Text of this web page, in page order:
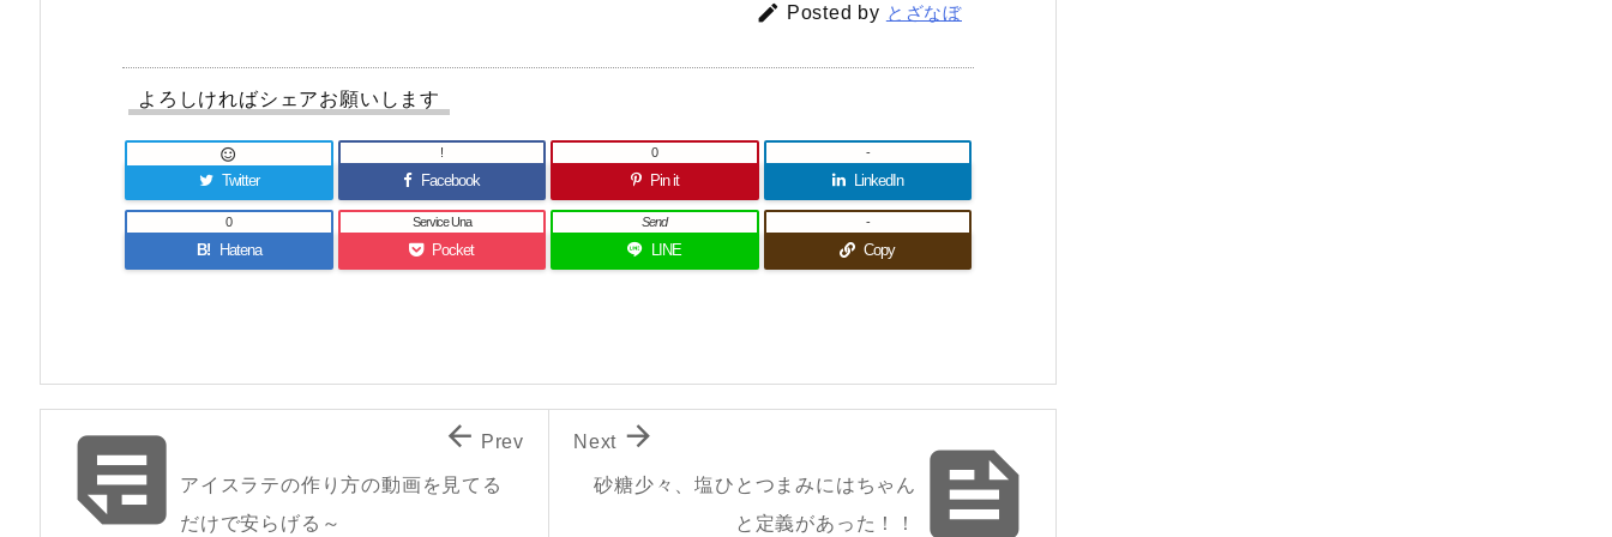
 Posted by とざなぼ
よろしければシェアお願いします
Twitter

Facebook
!
Pin it
0
LinkedIn
-
B! Hatena
0
Pocket
Service Una
LINE
Send
Copy
-

砂糖少々、塩ひとつまみにはちゃん
と定義があった！！

Next
アイスラテの作り方の動画を見てる
だけで安らげる～
 Prev